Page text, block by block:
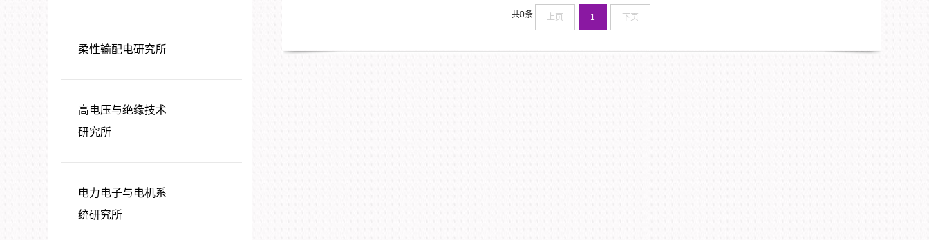
柔性输配电研究所
高电压与绝缘技术
研究所
电力电子与电机系
统研究所
共0条 上页 1 下页